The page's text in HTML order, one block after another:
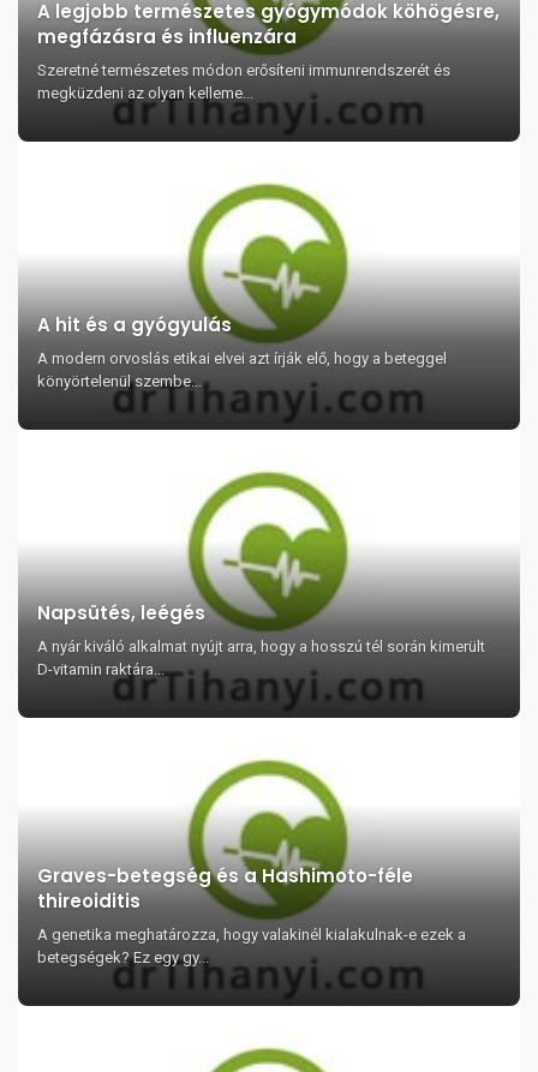
A legjobb természetes gyógymódok köhögésre,
megfázásra és influenzára
Szeretné természetes módon erősíteni immunrendszerét és
megküzdeni az olyan kelleme...
A hit és a gyógyulás
A modern orvoslás etikai elvei azt írják elő, hogy a beteggel
könyörtelenül szembe...
Napsütés, leégés
A nyár kiváló alkalmat nyújt arra, hogy a hosszú tél során kimerült
D-vitamin raktára...
Graves-betegség és a Hashimoto-féle
thireoiditis
A genetika meghatározza, hogy valakinél kialakulnak-e ezek a
betegségek? Ez egy gy...